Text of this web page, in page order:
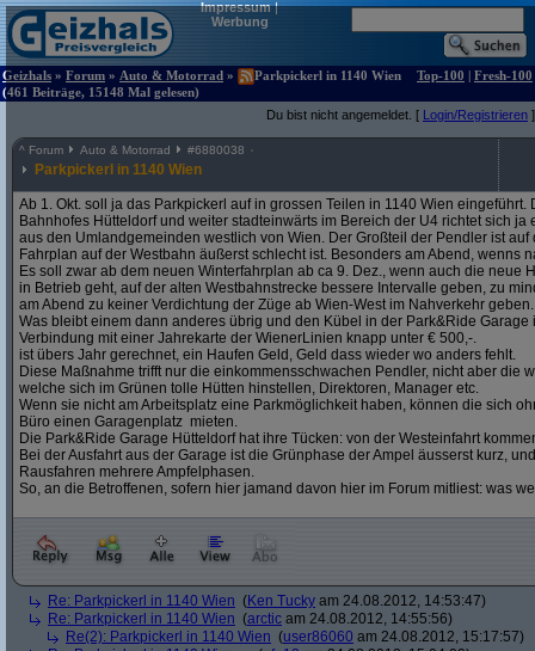
Impressum|
Werbung
Geizhals » Forum » Auto & Motorrad »
Parkpickerl in 1140 Wien
(461 Beiträge, 15148 Mal gelesen)
Top-100 | Fresh-100
Du bist nicht angemeldet. [ Login/Registrieren ]
^ Forum Auto & Motorrad #6880038
Parkpickerl in 1140 Wien
Ab 1. Okt. soll ja das Parkpickerl auf in grossen Teilen in 1140 Wien
Bahnhofes Hütteldorf und weiter stadteinwärts im Bereich der U4 richtet sich
aus den Umlandgemeinden westlich von Wien. Der Großteil der Pendler ist
Fahrplan auf der Westbahn äußerst schlecht ist. Besonders am Abend, wenns
Es soll zwar ab dem neuen Winterfahrplan ab ca 9. Dez., wenn auch die neue
in Betrieb geht, auf der alten Westbahnstrecke bessere Intervalle geben, zu
am Abend zu keiner Verdichtung der Züge ab Wien-West im Nahverkehr geben.
Was bleibt einem dann anderes übrig und den Kübel in der Park&Ride
Verbindung mit einer Jahrekarte der WienerLinien knapp unter € 500,-.
ist übers Jahr gerechnet, ein Haufen Geld, Geld dass wieder wo anders fehlt.
Diese Maßnahme trifft nur die einkommensschwachen Pendler, nicht aber die
welche sich im Grünen tolle Hütten hinstellen, Direktoren, Manager etc.
Wenn sie nicht am Arbeitsplatz eine Parkmöglichkeit haben, können die sich
Büro einen Garagenplatz mieten.
Die Park&Ride Garage Hütteldorf hat ihre Tücken: von der Westeinfahrt
Bei der Ausfahrt aus der Garage ist die Grünphase der Ampel äusserst kurz,
Rausfahren mehrere Ampfelphasen.
So, an die Betroffenen, sofern hier jamand davon hier im Forum mitliest: was
Re: Parkpickerl in 1140 Wien (Ken Tucky am 24.08.2012, 14:53:47)
Re: Parkpickerl in 1140 Wien (arctic am 24.08.2012, 14:55:56)
Re(2): Parkpickerl in 1140 Wien (user86060 am 24.08.2012, 15:17:57)